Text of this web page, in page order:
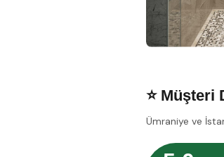
⭐ Müşteri
Ümraniye ve